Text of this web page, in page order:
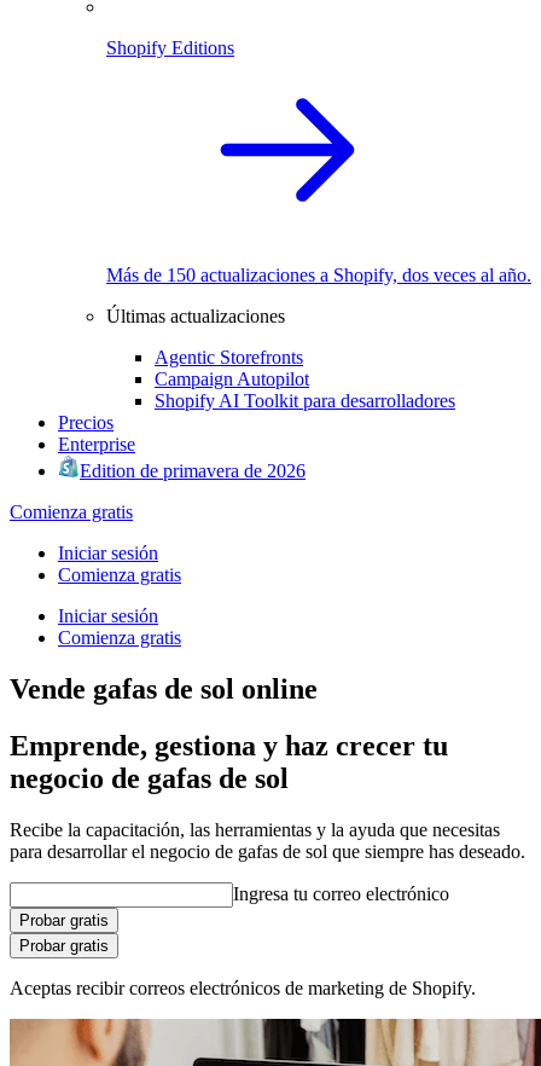
Shopify Editions
Más de 150 actualizaciones a Shopify, dos veces al año.
Últimas actualizaciones
Agentic Storefronts
Campaign Autopilot
Shopify AI Toolkit para desarrolladores
Precios
Enterprise
Edition de primavera de 2026
Comienza gratis
Iniciar sesión
Comienza gratis
Iniciar sesión
Comienza gratis
Vende gafas de sol online
Emprende, gestiona y haz crecer tu
negocio de gafas de sol
Recibe la capacitación, las herramientas y la ayuda que necesitas
para desarrollar el negocio de gafas de sol que siempre has deseado.
Ingresa tu correo electrónico
Probar gratis
Probar gratis
Aceptas recibir correos electrónicos de marketing de Shopify.